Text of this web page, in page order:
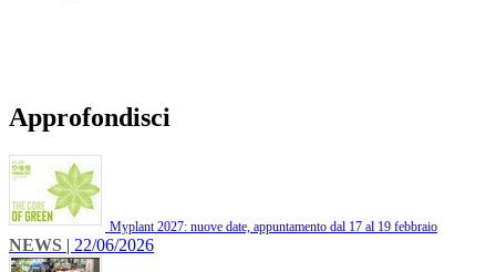
Approfondisci
Myplant 2027: nuove date, appuntamento dal 17 al 19 febbraio
NEWS | 22/06/2026